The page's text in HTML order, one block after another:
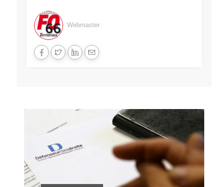
Webmaster